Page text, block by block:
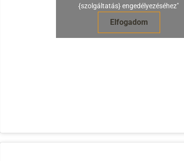
{szolgáltatás} engedélyezéséhez"
Elfogadom